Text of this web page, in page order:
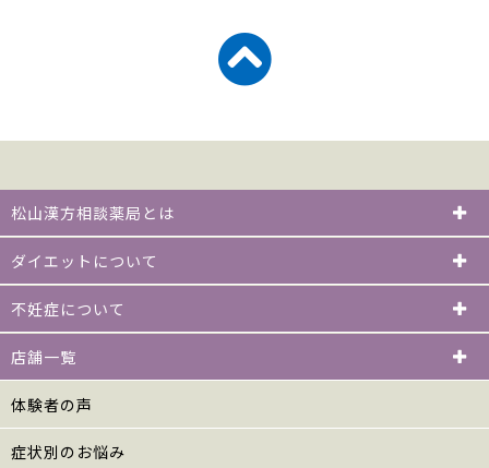
松山漢方相談薬局とは
ダイエットについて
不妊症について
店舗一覧
体験者の声
症状別のお悩み